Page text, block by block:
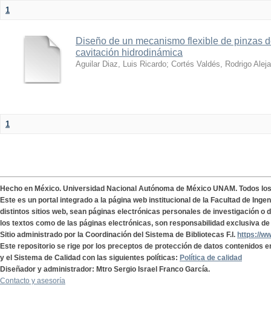
1
Diseño de un mecanismo flexible de pinzas
cavitación hidrodinámica
Aguilar Diaz, Luis Ricardo; Cortés Valdés, Rodrigo
1
Hecho en México. Universidad Nacional Autónoma de México UNAM. Todos
Este es un portal integrado a la página web institucional de la Facultad de
distintos sitios web, sean páginas electrónicas personales de investigación o
los textos como de las páginas electrónicas, son responsabilidad exclusiva
Sitio administrado por la Coordinación del Sistema de Bibliotecas F.I. https://
Este repositorio se rige por los preceptos de protección de datos contenidos
y el Sistema de Calidad con las siguientes políticas: Política de calidad
Diseñador y administrador: Mtro Sergio Israel Franco García.
Contacto y asesoría